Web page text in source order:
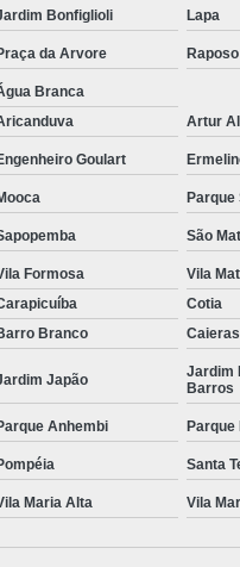
Bonfiglioli Lapa
da Arvore
Branca
Artur
Goulart
Parque
São
Formosa Vila
Cotia
Branco Caieras
Japão
Jardim
Barros
Anhembi Parque
Santa
Maria Alta Vila